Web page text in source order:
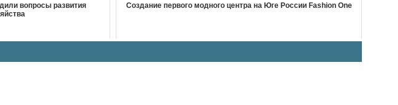
вопросы развития
Создание первого модного центра на Юге России Fashion One